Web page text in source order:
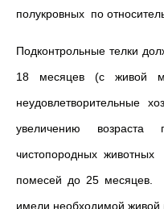
полукровных по
Подконтрольные телки
18 месяцев (с живой
неудовлетворительные
увеличению возраста
чистопородных
помесей до 25 месяцев.
имели необходимой живой